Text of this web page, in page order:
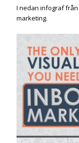
I nedan infograf från
marketing.